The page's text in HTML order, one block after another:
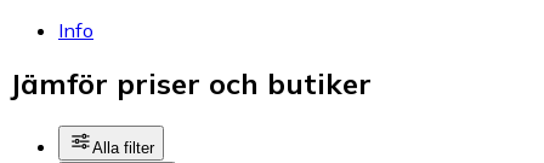
Info
Jämför priser och butiker
Alla filter